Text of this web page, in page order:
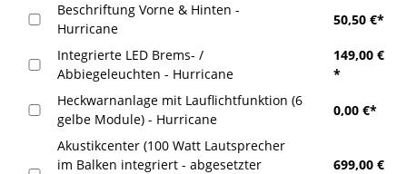
Beschriftung Vorne & Hinten -
Hurricane
50,50 €*
Integrierte LED Brems- /
Abbiegeleuchten - Hurricane
149,00 €
*
Heckwarnanlage mit Lauflichtfunktion (6
gelbe Module) - Hurricane
0,00 €*
Akustikcenter (100 Watt Lautsprecher
im Balken integriert - abgesetzter
699,00 €